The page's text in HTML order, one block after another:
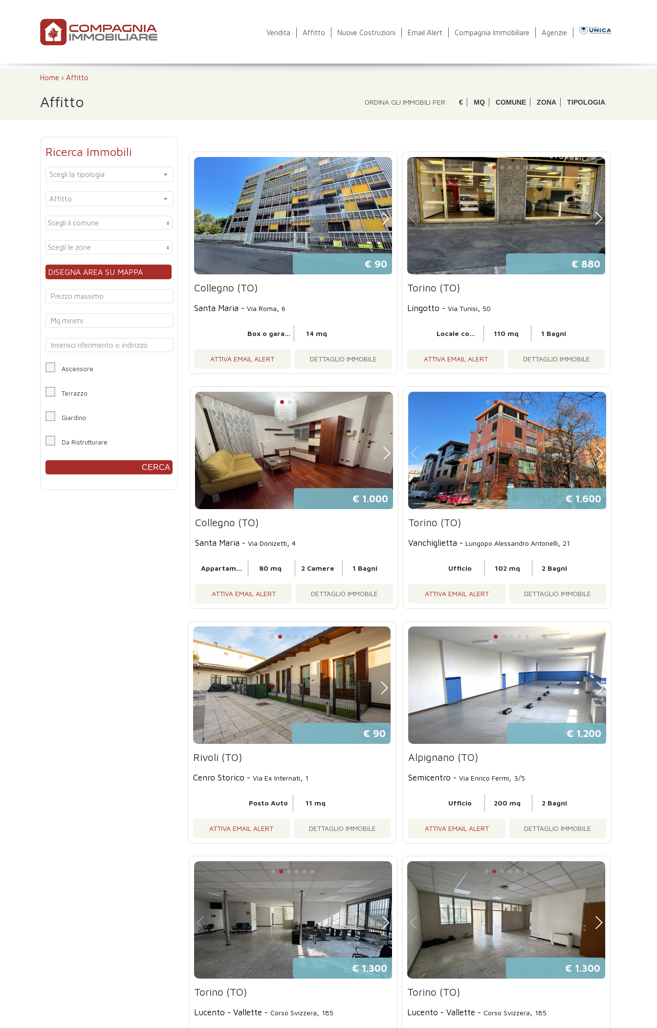
Vendita Affitto Nuove Costruzioni Email Alert Compagnia Immobiliare Agenzie
Home › Affitto
Affitto ORDINA GLI IMMOBILI PER: € MQ COMUNE ZONA TIPOLOGIA
€ 90
Collegno (TO)
Santa Maria - Via Roma, 6
Box o garage 14 mq
ATTIVA EMAIL ALERT DETTAGLIO IMMOBILE
€ 880
Torino (TO)
Lingotto - Via Tunisi, 50
Locale commerciale 110 mq 1 Bagni
ATTIVA EMAIL ALERT DETTAGLIO IMMOBILE
€ 1.000
Collegno (TO)
Santa Maria - Via Donizetti, 4
Appartamento 80 mq 2 Camere 1 Bagni
ATTIVA EMAIL ALERT DETTAGLIO IMMOBILE
€ 1.600
Torino (TO)
Vanchiglietta -Lungopo Alessandro Antonelli, 21
Ufficio 102 mq 2 Bagni
ATTIVA EMAIL ALERT DETTAGLIO IMMOBILE
€ 90
Rivoli (TO)
Cenro Storico - Via Ex Internati, 1
Posto Auto 11 mq
ATTIVA EMAIL ALERT DETTAGLIO IMMOBILE
€ 1.200
Alpignano (TO)
Semicentro -Via Enrico Fermi, 3/5
Ufficio 200 mq 2 Bagni
ATTIVA EMAIL ALERT DETTAGLIO IMMOBILE
€ 1.300
Torino (TO)
Lucento - Vallette - Corso Svizzera, 185
€ 1.300
Torino (TO)
Lucento - Vallette - Corso Svizzera, 185
Ricerca Immobili
Scegli la tipologia
Affitto
Scegli il comune
Scegli le zone
DISEGNA AREA SU MAPPA
Ascensore
Terrazzo
Giardino
Da Ristrutturare
CERCA